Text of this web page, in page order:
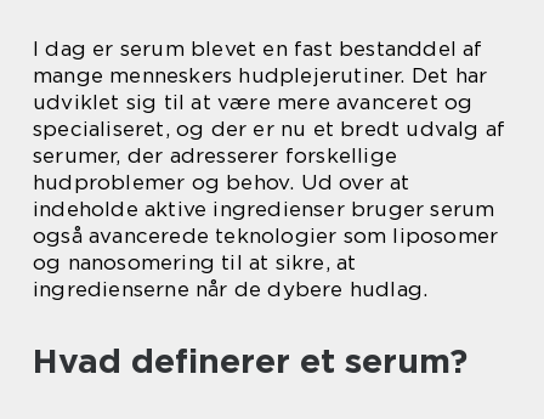
I dag er serum blevet en fast bestanddel af
mange menneskers hudplejerutiner. Det har
udviklet sig til at være mere avanceret og
specialiseret, og der er nu et bredt udvalg af
serumer, der adresserer forskellige
hudproblemer og behov. Ud over at
indeholde aktive ingredienser bruger serum
også avancerede teknologier som liposomer
og nanosomering til at sikre, at
ingredienserne når de dybere hudlag.
Hvad definerer et serum?